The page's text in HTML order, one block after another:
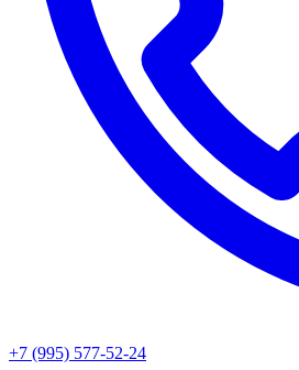
+7 (995) 577-52-24